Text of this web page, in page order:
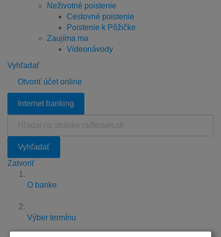
Neživotné poistenie
Cestovné poistenie
Poistenie k Pôžičke
Zaujíma ma
Videonávody
Vyhľadať
Otvoriť účet online
Internet banking
raiffeisen.sk
Vyhľadať
Zatvoriť
O banke
Výber termínu